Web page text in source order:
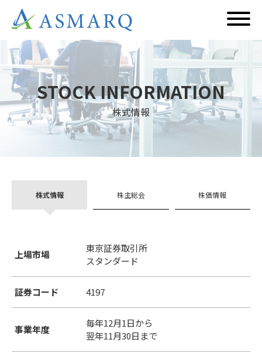
STOCK INFORMATION
株式情報
株式情報 株主総会 株価情報
上場市場
東京証券取引所
スタンダード
証券コード 4197
事業年度
毎年12月1日から
翌年11月30日まで